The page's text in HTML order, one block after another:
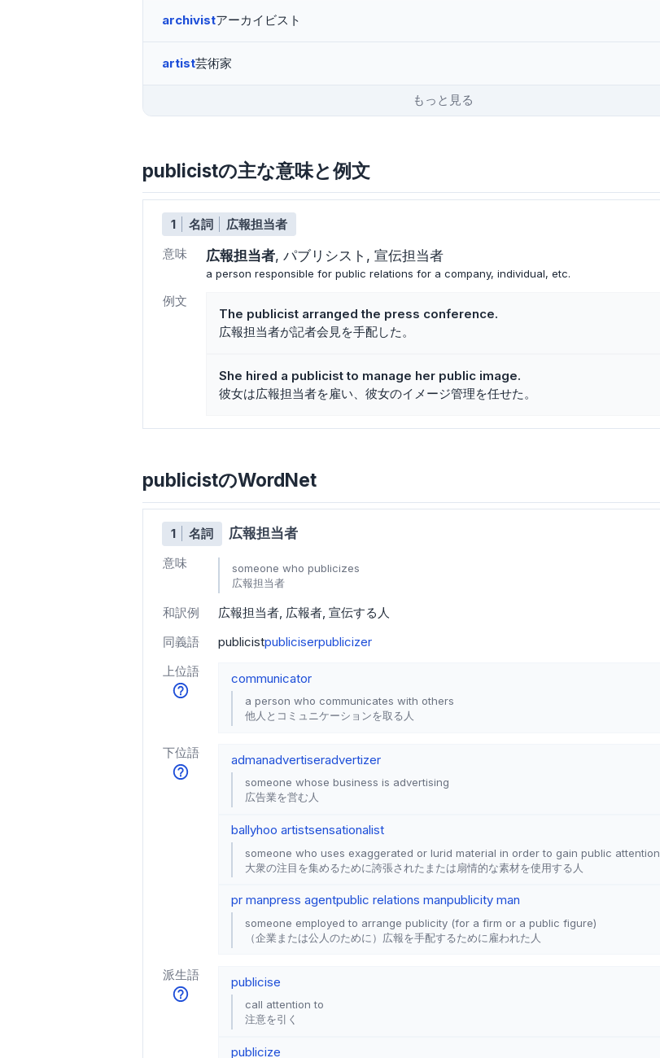
archivistアーカイビスト
artist芸術家
もっと見る
publicistの主な意味と例文
1 名詞
広報担当者
意味
広報担当者 パブリシスト 宣伝担当者
a person responsible for public relations for a company, individual, etc.
例文
The publicist arranged the press conference.
広報担当者が記者会見を手配した。
She hired a publicist to manage her public image.
彼女は広報担当者を雇い、彼女のイメージ管理を任せた。
publicistのWordNet
1 名詞 広報担当者
意味
someone who publicizes
広報担当者
和訳例 広報担当者 広報者 宣伝する人
同義語
publicistpubliciserpublicizer
上位語
communicator
a person who communicates with others
他人とコミュニケーションを取る人
下位語 admanadvertiseradvertizer
someone whose business is advertising
広告業を営む人
ballyhoo artistsensationalist
someone who uses exaggerated or lurid material in order to gain public attention
大衆の注目を集めるために誇張されたまたは扇情的な素材を使用する人
pr manpress agentpublic relations manpublicity man
someone employed to arrange publicity (for a firm or a public figure)
（企業または公人のために）広報を手配するために雇われた人
派生語 publicise
call attention to
注意を引く
publicize